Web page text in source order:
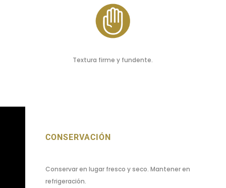
Textura firme y fundente.
CONSERVACIÓN
Conservar en lugar fresco y seco. Mantener en
refrigeración.